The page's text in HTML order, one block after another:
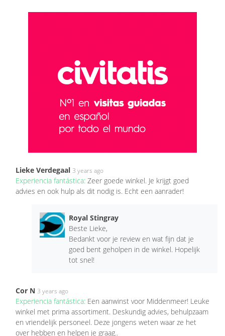
Lieke Verdegaal 3 years ago
Experiencia fantástica: Zeer goede winkel. Je krijgt goed
advies en ook hulp als dit nodig is. Echt een aanrader!
Royal Stingray
Beste Lieke,
Bedankt voor je review en wat fijn dat je
goed bent geholpen in de winkel. Hopelijk
tot snel!
Cor N 3 years ago
Experiencia fantástica: Een aanwinst voor Middenmeer! Leuke
winkel met prima assortiment. Deskundig advies, behulpzaam
en vriendelijk personeel. Deze jongens weten waar ze het
over hebben en helpen je graag..